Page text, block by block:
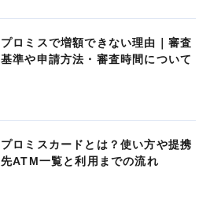
プロミスで増額できない理由｜審査
基準や申請方法・審査時間について
プロミスカードとは？使い方や提携
先ATM一覧と利用までの流れ